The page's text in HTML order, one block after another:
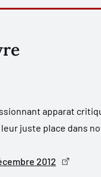
de tensions
événements majeurs
à l’écriture dans
a voulu renverser de
apparat
juste place dans
2012